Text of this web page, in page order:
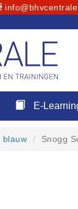
E-
blauw Snogg